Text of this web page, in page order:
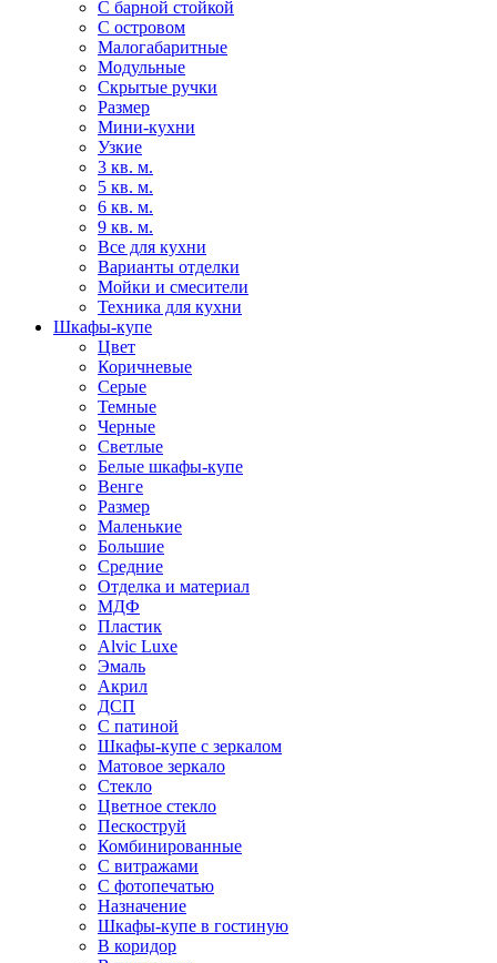
С барной стойкой
С островом
Малогабаритные
Модульные
Скрытые ручки
Размер
Мини-кухни
Узкие
3 кв. м.
5 кв. м.
6 кв. м.
9 кв. м.
Все для кухни
Варианты отделки
Мойки и смесители
Техника для кухни
Шкафы-купе
Цвет
Коричневые
Серые
Темные
Черные
Светлые
Белые шкафы-купе
Венге
Размер
Маленькие
Большие
Средние
Отделка и материал
МДФ
Пластик
Alvic Luxe
Эмаль
Акрил
ДСП
С патиной
Шкафы-купе с зеркалом
Матовое зеркало
Стекло
Цветное стекло
Пескоструй
Комбинированные
С витражами
С фотопечатью
Назначение
Шкафы-купе в гостиную
В коридор